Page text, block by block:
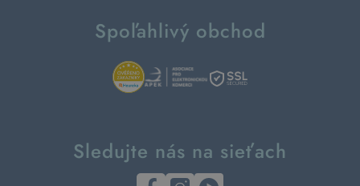
Spoľahlivý obchod
Sledujte nás na sieťach